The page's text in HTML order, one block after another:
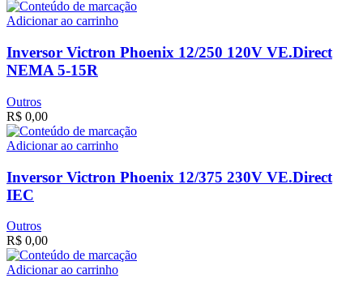
Adicionar ao carrinho
Inversor Victron Phoenix 12/250 120V VE.Direct
NEMA 5-15R
Outros
R$ 0,00
Adicionar ao carrinho
Inversor Victron Phoenix 12/375 230V VE.Direct
IEC
Outros
R$ 0,00
Adicionar ao carrinho